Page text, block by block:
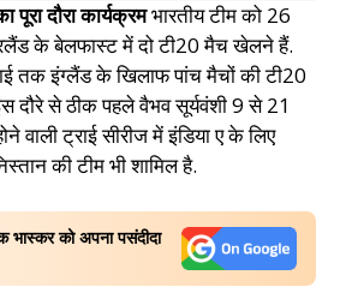
दौरा कार्यक्रमभारतीय टीम को 26
के बेलफास्ट में दो टी20 मैच खेलने हैं.
तक इंग्लैंड के खिलाफ पांच मैचों की टी20
दौरे से ठीक पहले वैभव सूर्यवंशी 9 से 21
वाली ट्राई सीरीज में इंडिया ए के लिए
की टीम भी शामिल है.
को अपना पसंदीदा